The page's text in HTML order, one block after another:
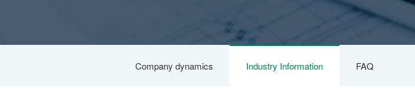
Company dynamics Industry Information FAQ